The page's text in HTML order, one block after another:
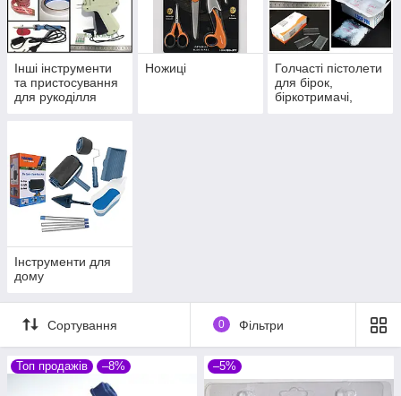
Інші інструменти
та пристосування
для рукоділля
Ножиці
Голчасті пістолети
для бірок,
біркотримачі,
Інструменти для
дому
Сортування 0 Фільтри
Топ продажів –8% –5%